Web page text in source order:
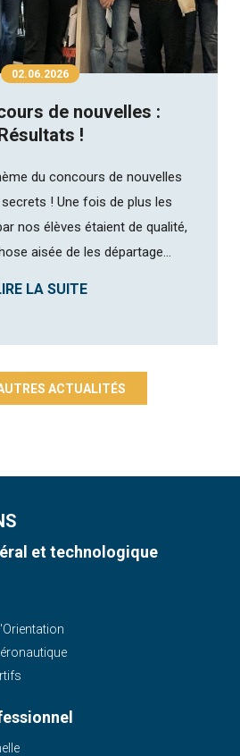
02.06.2026
de nouvelles :
!
du concours de nouvelles
! Une fois de plus les
nos élèves étaient de qualité,
aisée de les départage...
LA SUITE
ACTUALITÉS
et technologique